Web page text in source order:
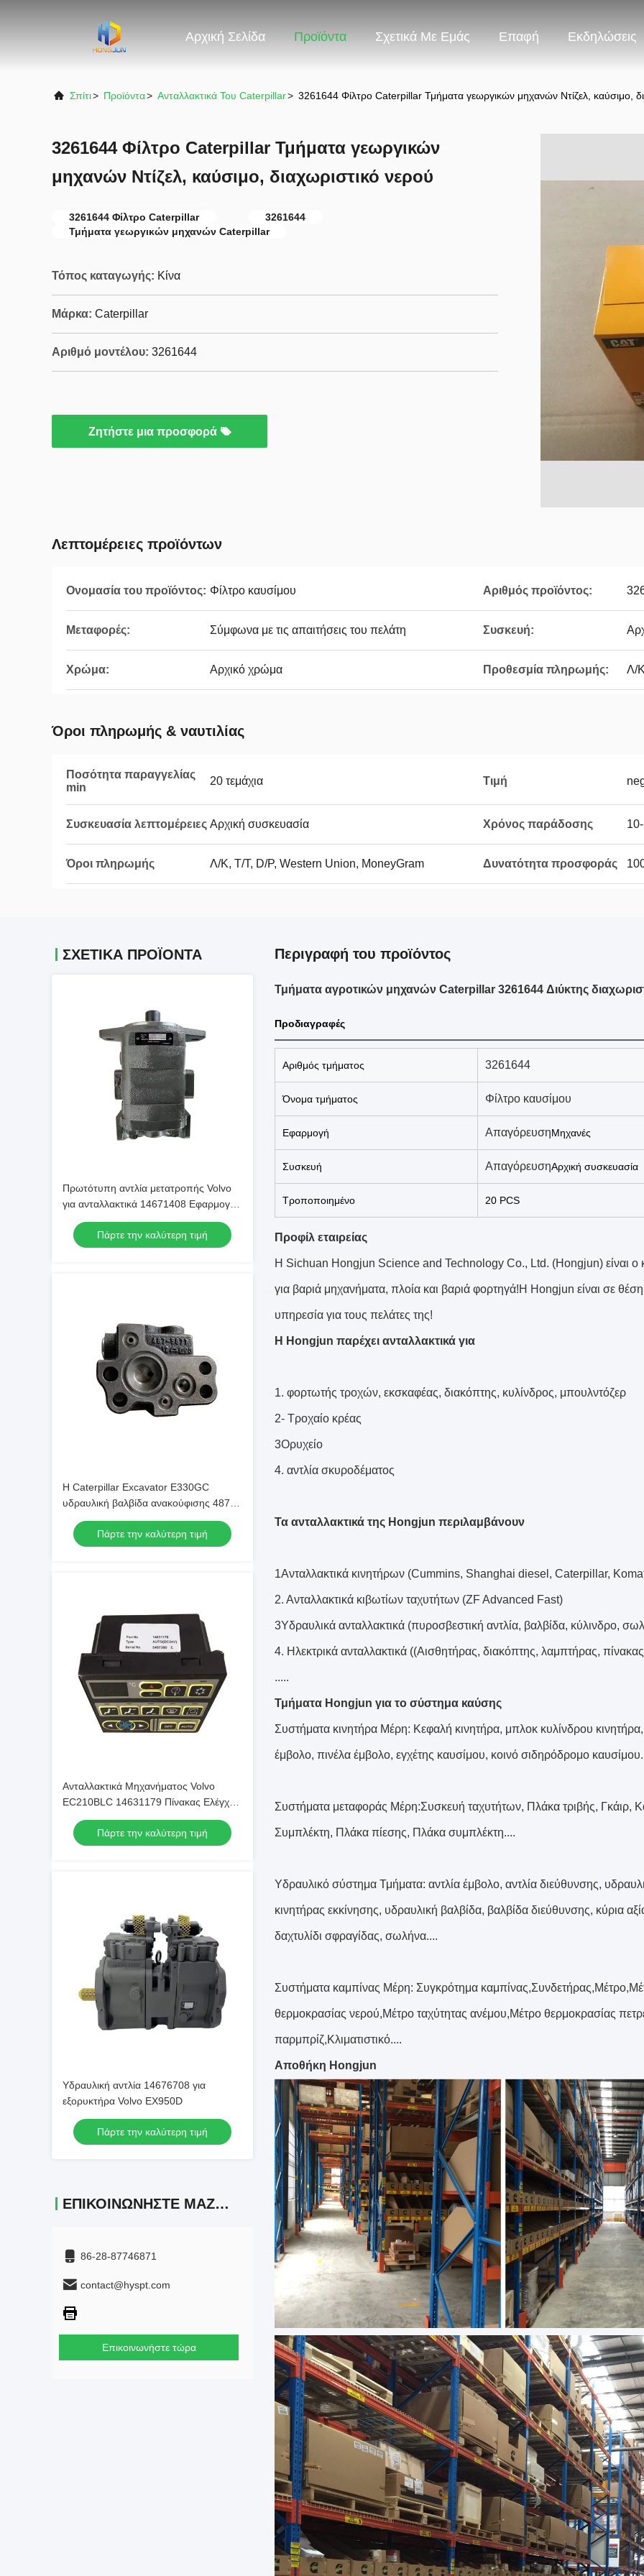
Αρχική Σελίδα Προϊόντα Σχετικά Με Εμάς Επαφή Εκδηλώσεις
Σπίτι> Προϊόντα> Ανταλλακτικά Του Caterpillar> 3261644 Φίλτρο Caterpillar Τμήματα γεωργικών μηχανών Ντίζελ, καύσιμο,
3261644 Φίλτρο Caterpillar Τμήματα γεωργικών
μηχανών Ντίζελ, καύσιμο, διαχωριστικό νερού
3261644 Φίλτρο Caterpillar
3261644
Τμήματα γεωργικών μηχανών Caterpillar
Τόπος καταγωγής: Κίνα
Μάρκα: Caterpillar
Αριθμό μοντέλου: 3261644
Ζητήστε μια προσφορά
Λεπτομέρειες προϊόντων
Ονομασία του προϊόντος: Φίλτρο καυσίμου Αριθμός προϊόντος:
Μεταφορές: Σύμφωνα με τις απαιτήσεις του πελάτη Συσκευή:
Χρώμα: Αρχικό χρώμα Προθεσμία πληρωμής: Λ/
Όροι πληρωμής & ναυτιλίας
Ποσότητα παραγγελίας
min
20 τεμάχια Τιμή
Συσκευασία λεπτομέρειες Αρχική συσκευασία Χρόνος παράδοσης
Όροι πληρωμής Λ/Κ, T/T, D/P, Western Union, MoneyGram Δυνατότητα προσφοράς
ΣΧΕΤΙΚΑ ΠΡΟΪΟΝΤΑ
Πρωτότυπη αντλία μετατροπής Volvo
για ανταλλακτικά 14671408 Εφαρμογή
για συντήρηση εξαρτημάτων EC750DL
Πάρτε την καλύτερη τιμή
Η Caterpillar Excavator E330GC
υδραυλική βαλβίδα ανακούφισης 487-
5877 για την Αμερική
Πάρτε την καλύτερη τιμή
Ανταλλακτικά Μηχανήματος Volvo
EC210BLC 14631179 Πίνακας Ελέγχου
Κλιματισμού για Αντικατάσταση
Πάρτε την καλύτερη τιμή
Υδραυλική αντλία 14676708 για
εξορυκτήρα Volvo EX950D
Πάρτε την καλύτερη τιμή
ΕΠΙΚΟΙΝΩΝΉΣΤΕ ΜΑΖΊ ΜΑΣ
86-28-87746871
contact@hyspt.com
Επικοινωνήστε τώρα
Περιγραφή του προϊόντος
Τμήματα αγροτικών μηχανών Caterpillar 3261644 Διύκτης
Προδιαγραφές
Αριθμός τμήματος 3261644
Όνομα τμήματος Φίλτρο καυσίμου
Εφαρμογή ΑπαγόρευσηΜηχανές
Συσκευή ΑπαγόρευσηΑρχική συσκευασία
Τροποποιημένο 20 PCS
Προφίλ εταιρείας
Η Sichuan Hongjun Science and Technology Co., Ltd. (Hongjun) είναι ο
για βαριά μηχανήματα, πλοία και βαριά φορτηγά!Η Hongjun είναι σε
υπηρεσία για τους πελάτες της!
Η Hongjun παρέχει ανταλλακτικά για
1. φορτωτής τροχών, εκσκαφέας, διακόπτης, κυλίνδρος, μπουλντόζερ
2- Τροχαίο κρέας
3Ορυχείο
4. αντλία σκυροδέματος
Τα ανταλλακτικά της Hongjun περιλαμβάνουν
1Ανταλλακτικά κινητήρων (Cummins, Shanghai diesel, Caterpillar,
2. Ανταλλακτικά κιβωτίων ταχυτήτων (ZF Advanced Fast)
3Υδραυλικά ανταλλακτικά (πυροσβεστική αντλία, βαλβίδα, κύλινδρο,
4. Ηλεκτρικά ανταλλακτικά ((Αισθητήρας, διακόπτης, λαμπτήρας,
.....
Τμήματα Hongjun για το σύστημα καύσης
Συστήματα κινητήρα Μέρη: Κεφαλή κινητήρα, μπλοκ κυλίνδρου
έμβολο, πινέλα έμβολο, εγχέτης καυσίμου, κοινό σιδηρόδρομο
Συστήματα μεταφοράς Μέρη:Συσκευή ταχυτήτων, Πλάκα τριβής, Γκάιρ,
Συμπλέκτη, Πλάκα πίεσης, Πλάκα συμπλέκτη....
Υδραυλικό σύστημα Τμήματα: αντλία έμβολο, αντλία διεύθυνσης,
κινητήρας εκκίνησης, υδραυλική βαλβίδα, βαλβίδα διεύθυνσης, κύρια
δαχτυλίδι σφραγίδας, σωλήνα....
Συστήματα καμπίνας Μέρη: Συγκρότημα
θερμοκρασίας νερού,Μέτρο ταχύτητας ανέμου,Μέτρο θερμοκρασίας
παρμπρίζ,Κλιματιστικό....
Αποθήκη Hongjun